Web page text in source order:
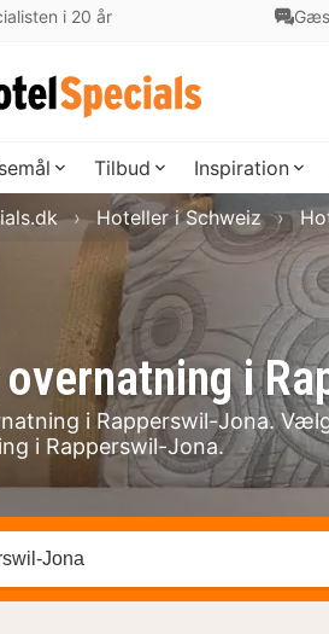
i 20 år
Tilbud Inspiration
i
i Rapperswil-Jona.
i Rapperswil-Jona.
Hoteller i Schweiz
destination ...